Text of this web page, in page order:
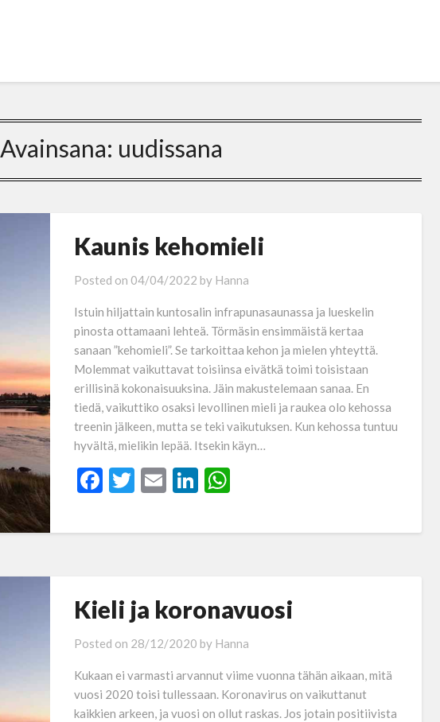
Avainsana: uudissana
Kaunis kehomieli
Posted on 04/04/2022 by Hanna
Istuin hiljattain kuntosalin infrapunasaunassa ja lueskelin
pinosta ottamaani lehteä. Törmäsin ensimmäistä kertaa
sanaan ”kehomieli”. Se tarkoittaa kehon ja mielen yhteyttä.
Molemmat vaikuttavat toisiinsa eivätkä toimi toisistaan
erillisinä kokonaisuuksina. Jäin makustelemaan sanaa. En
tiedä, vaikuttiko osaksi levollinen mieli ja raukea olo kehossa
treenin jälkeen, mutta se teki vaikutuksen. Kun kehossa tuntuu
hyvältä, mielikin lepää. Itsekin käyn…
Facebook
Twitter
EmailLinkedIn
WhatsApp
Kieli ja koronavuosi
Posted on 28/12/2020 by Hanna
Kukaan ei varmasti arvannut viime vuonna tähän aikaan, mitä
vuosi 2020 toisi tullessaan. Koronavirus on vaikuttanut
kaikkien arkeen, ja vuosi on ollut raskas. Jos jotain positiivista